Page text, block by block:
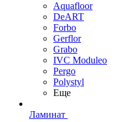
Aquafloor
DeART
Forbo
Gerflor
Grabo
IVC Moduleo
Pergo
Polystyl
Еще
Ламинат